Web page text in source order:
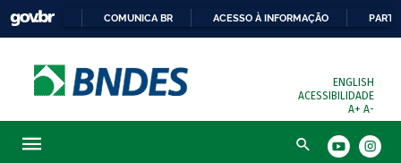
COMUNICA BR ACESSO À INFORMAÇÃO
ENGLISH
ACESSIBILIDADE
A+ A-
Busca